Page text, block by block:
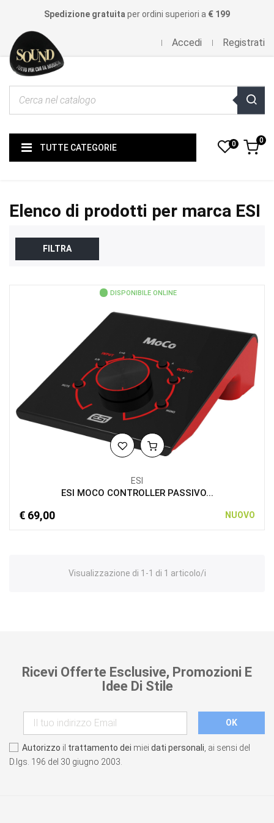
Spedizione gratuita per ordini superiori a € 199
Accedi Registrati
TUTTE CATEGORIE 0 0
Elenco di prodotti per marca ESI
FILTRA
DISPONIBILE ONLINE
ESI
ESI MOCO CONTROLLER PASSIVO...
€ 69,00 NUOVO
Visualizzazione di 1-1 di 1 articolo/i
Ricevi Offerte Esclusive, Promozioni E
Idee Di Stile
Autorizzo il trattamento dei miei dati personali , ai sensi del
D.lgs. 196 del 30 giugno 2003.